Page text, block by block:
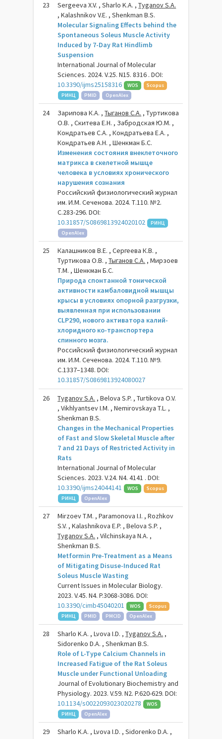
23 Sergeeva X.V. , Sharlo K.A. ,Tyganov S.A.
, Kalashnikov V.E. , Shenkman B.S.
Molecular Signaling Effects behind the
Spontaneous Soleus Muscle Activity
Induced by 7-Day Rat Hindlimb
Suspension
International Journal of Molecular
Sciences. 2024. V.25. N15. 8316 . DOI:
10.3390/ijms25158316
WOS
Scopus
РИНЦ
PMID OpenAlex
24 Зарипова К.А. ,Тыганов С.А. , Туртикова
О.В. , Скитева Е.Н. , Забродская Ю.М. ,
Кондратьев С.А. , Кондратьева Е.А. ,
Кондратьев А.Н. , Шенкман Б.С.
Изменения состояния внеклеточного
матрикса в скелетной мышце
человека в условиях хронического
нарушения сознания
Российский физиологический журнал
им. И.М. Сеченова. 2024. Т.110. №2.
С.283-296. DOI:
10.31857/S0869813924020102
РИНЦ
OpenAlex
25
Калашников В.Е. , Сергеева К.В. ,
Туртикова О.В. ,Тыганов С.А. , Мирзоев
Т.М. , Шенкман Б.С.
Природа спонтанной тонической
активности камбаловидной мышцы
крысы в условиях опорной разгрузки,
выявленная при использовании
CLP290, нового активатора калий-
хлоридного ко-транспортера
спинного мозга.
Российский физиологический журнал
им. И.М. Сеченова. 2024. Т.110. №9.
С.1337–1348. DOI:
10.31857/S0869813924080027
26 Tyganov S.A. , Belova S.P. , Turtikova O.V.
, Vikhlyantsev I.M. , Nemirovskaya T.L. ,
Shenkman B.S.
Changes in the Mechanical Properties
of Fast and Slow Skeletal Muscle after
7 and 21 Days of Restricted Activity in
Rats
International Journal of Molecular
Sciences. 2023. V.24. N4. 4141 . DOI:
10.3390/ijms24044141
WOS
Scopus
РИНЦ
OpenAlex
27
Mirzoev T.M. , Paramonova I.I. , Rozhkov
S.V. , Kalashnikova E.P. , Belova S.P. ,
Tyganov S.A. , Vilchinskaya N.A. ,
Shenkman B.S.
Metformin Pre-Treatment as a Means
of Mitigating Disuse-Induced Rat
Soleus Muscle Wasting
Current Issues in Molecular Biology.
2023. V.45. N4. P.3068-3086. DOI:
10.3390/cimb45040201
WOS
Scopus
РИНЦ
PMID PMCID OpenAlex
28 Sharlo K.A. , Lvova I.D. ,Tyganov S.A. ,
Sidorenko D.A. , Shenkman B.S.
Role of L-Type Calcium Channels in
Increased Fatigue of the Rat Soleus
Muscle under Functional Unloading
Journal of Evolutionary Biochemistry and
Physiology. 2023. V.59. N2. P.620-629. DOI:
10.1134/s0022093023020278
WOS
РИНЦ
OpenAlex
29
Sharlo K.A. , Lvova I.D. , Sidorenko D.A. ,